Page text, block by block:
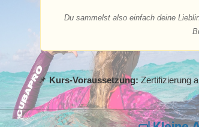
Du sammelst also einfach deine
📌Kurs-Voraussetzung:Zertifizierung